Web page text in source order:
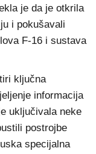
je da je otkrila
i pokušavali
F-16 i sustava
ključna
informacija
uključivala neke
postrojbe
specijalna